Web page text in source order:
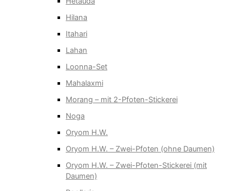
Hilana
Itahari
Lahan
Loonna-Set
Mahalaxmi
Morang – mit 2-Pfoten-Stickerei
Noga
Oryom H.W.
Oryom H.W. – Zwei-Pfoten (ohne Daumen)
Oryom H.W. – Zwei-Pfoten-Stickerei (mit
Daumen)